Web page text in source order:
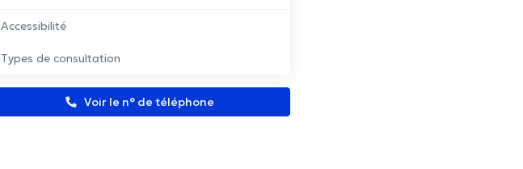
Accessibilité
Types de consultation
Voir le n° de téléphone